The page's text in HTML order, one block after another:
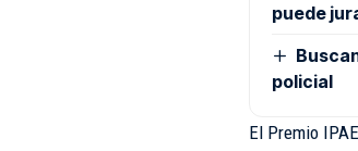
puede
policial
El Premio